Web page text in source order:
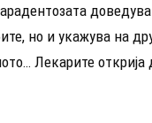
но и укажува на
Лекарите открија